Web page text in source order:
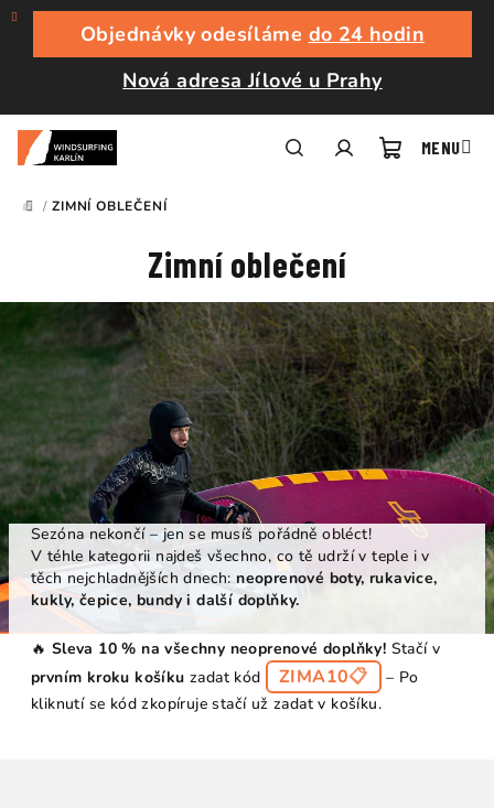
Přejít
obsah
Objednávky odesíláme do 24 hodin
Nová adresa Jílové u Prahy
DOMŮ
/ ZIMNÍ OBLEČENÍ
Zimní oblečení
Sezóna nekončí – jen se musíš pořádně obléct!
V téhle kategorii najdeš všechno, co tě udrží v teple i v
těch nejchladnějších dnech:neoprenové boty, rukavice,
kukly, čepice, bundy i další doplňky.
🔥 Sleva 10 % na všechny neoprenové doplňky! Stačí v
prvním kroku košíku zadat kód ZIMA10📋
– Po
kliknutí se kód zkopíruje stačí už zadat v košíku.